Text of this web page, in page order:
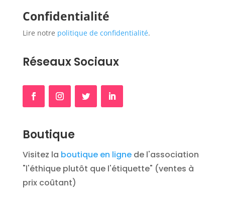
Confidentialité
Lire notre politique de confidentialité.
Réseaux Sociaux
Boutique
Visitez la boutique en lignede l'association
"l'éthique plutôt que l'étiquette" (ventes à
prix coûtant)